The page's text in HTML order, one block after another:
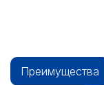
Преимущества